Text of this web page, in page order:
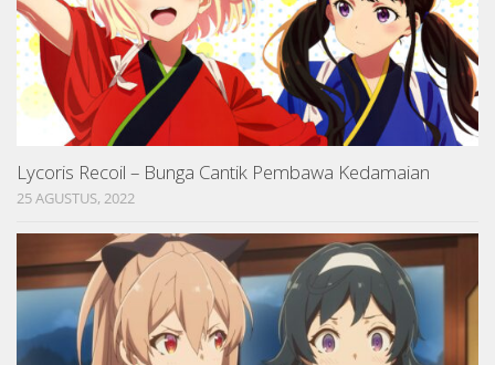
Lycoris Recoil – Bunga Cantik Pembawa Kedamaian
25 AGUSTUS, 2022